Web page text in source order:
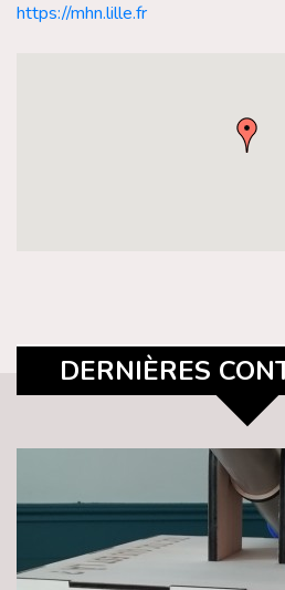
https://mhn.lille.fr
DERNIÈRES